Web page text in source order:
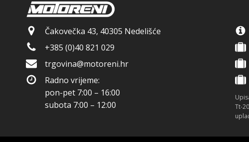
Čakovečka 43, 40305 Nedelišće
+385 (0)40 821 029
trgovina@motoreni.hr
Radno vrijeme:
pon-pet 7:00 – 16:00
subota 7:00 – 12:00
Tt-